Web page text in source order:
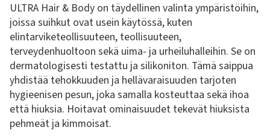
ULTRA Hair & Body on täydellinen valinta ympäristöihin,
joissa suihkut ovat usein käytössä, kuten
elintarviketeollisuuteen, teollisuuteen,
terveydenhuoltoon sekä uima- ja urheiluhalleihin. Se on
dermatologisesti testattu ja silikoniton. Tämä saippua
yhdistää tehokkuuden ja hellävaraisuuden tarjoten
hygieenisen pesun, joka samalla kosteuttaa sekä ihoa
että hiuksia. Hoitavat ominaisuudet tekevät hiuksista
pehmeät ja kimmoisat.